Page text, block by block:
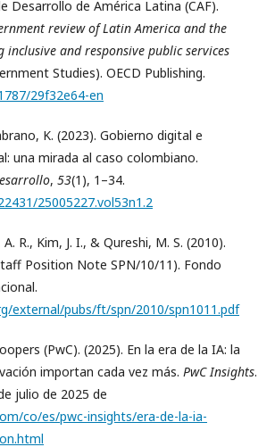
Desarrollo de América Latina (CAF).
review of Latin America and the
inclusive and responsive public services
Studies). OECD Publishing.
29f32e64-en
K. (2023). Gobierno digital e
una mirada al caso colombiano.
, 53(1), 1–34.
25005227.vol53n1.2
R., Kim, J. I., & Qureshi, M. S. (2010).
Position Note SPN/10/11). Fondo
external/pubs/ft/spn/2010/spn1011.pdf
(PwC). (2025). En la era de la IA: la
importan cada vez más. PwC Insights.
julio de 2025 de
co/es/pwc-insights/era-de-la-ia-